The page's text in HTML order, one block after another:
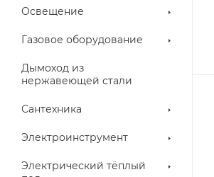
Освещение
Газовое оборудование
Дымоход из
нержавеющей стали
Сантехника
Электроинструмент
Электрический тёплый